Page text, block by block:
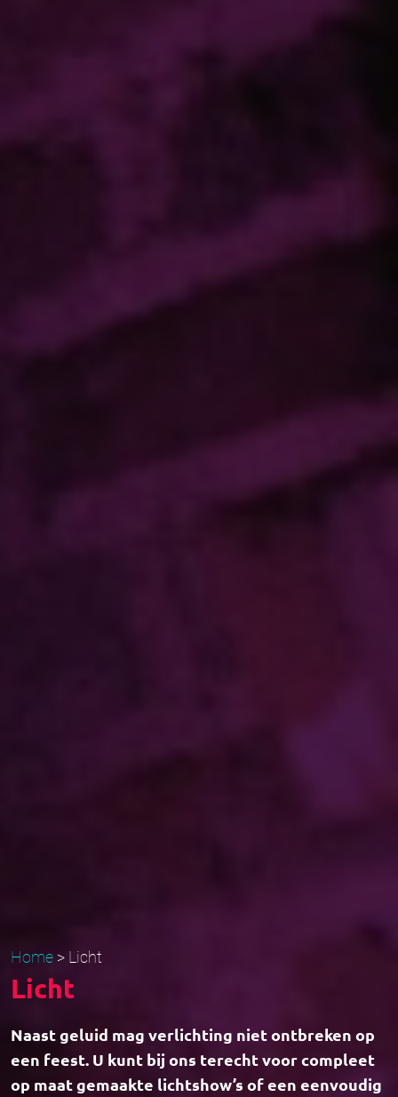
Home > Licht
Licht
Naast geluid mag verlichting niet ontbreken op
een feest. U kunt bij ons terecht voor compleet
op maat gemaakte lichtshow’s of een eenvoudig